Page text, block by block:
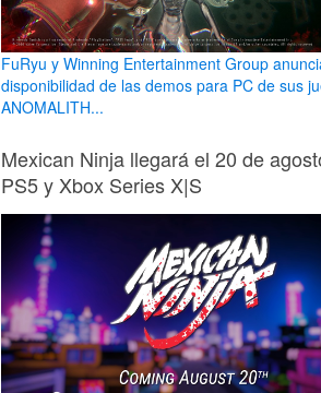
FuRyu y Winning Entertainment Group
disponibilidad de las demos para PC de sus
ANOMALITH...
Mexican Ninja llegará el 20 de
PS5 y Xbox Series X|S